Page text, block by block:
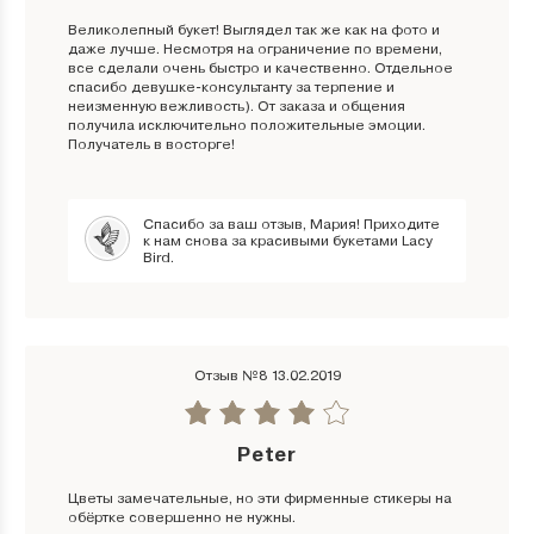
Спасибо за ваш отзыв, Мария! Приходите
к нам снова за красивыми букетами Lacy
Bird.
Великолепный букет! Выглядел так же как на фото и
даже лучше. Несмотря на ограничение по времени,
все сделали очень быстро и качественно. Отдельное
спасибо девушке-консультанту за терпение и
неизменную вежливость). От заказа и общения
получила исключительно положительные эмоции.
Получатель в восторге!
Peter
Отзыв №8 13.02.2019
Цветы замечательные, но эти фирменные стикеры на
обёртке совершенно не нужны.